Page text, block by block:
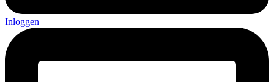
Inloggen